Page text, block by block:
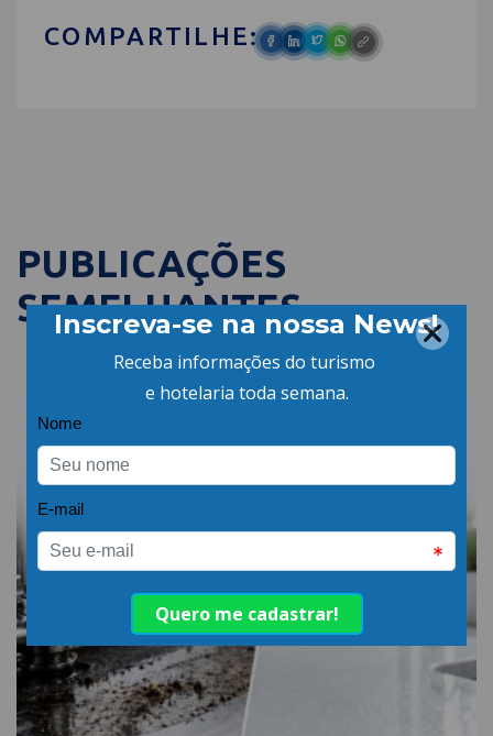
COMPARTILHE:
PUBLICAÇÕES
SEMELHANTES